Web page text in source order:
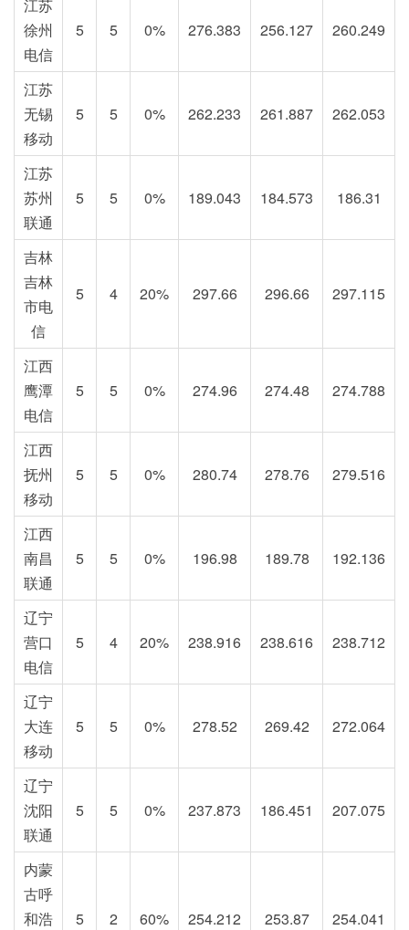
江苏
徐州
电信
5 5 0% 276.383 256.127 260.249
江苏
无锡
移动
5 5 0% 262.233 261.887 262.053
江苏
苏州
联通
5 5 0% 189.043 184.573 186.31
吉林
吉林
市电
信
5 4 20% 297.66 296.66 297.115
江西
鹰潭
电信
5 5 0% 274.96 274.48 274.788
江西
抚州
移动
5 5 0% 280.74 278.76 279.516
江西
南昌
联通
5 5 0% 196.98 189.78 192.136
辽宁
营口
电信
5 4 20% 238.916 238.616 238.712
辽宁
大连
移动
5 5 0% 278.52 269.42 272.064
辽宁
沈阳
联通
5 5 0% 237.873 186.451 207.075
内蒙
古呼
和浩
5 2 60% 254.212 253.87 254.041